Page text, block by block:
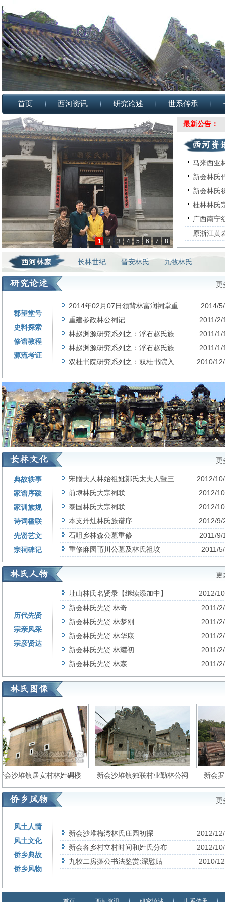
首页 西河资讯 研究论述 世系传承
1 2 3 4 5 6 7 8
最新公告：
马来西亚
新会林氏
新会林氏
桂林林氏
广西南宁
原浙江黄
长林世纪 晋安林氏 九牧林氏
更
郡望堂号
史料探索
修谱教程
源流考证
2014年02月07日领背林富润祠堂重...
2014/
重建参政林公祠记
2011/2/
林赵渊源研究系列之：浮石赵氏族...
2011/1/
林赵渊源研究系列之：浮石赵氏族...
2011/1/
双桂书院研究系列之：双桂书院入...
2010/
更
典故轶事
家谱序跋
家训族规
诗词楹联
先贤艺文
宗祠碑记
宋贈夫人林始祖妣鄭氏太夫人暨三...
2012/
前埭林氏大宗祠联
2012/
泰国林氏大宗祠联
2012/
本支丹灶林氏族谱序
2012/9/
石咀乡林森公墓重修
2011/9/
重修麻园莆川公墓及林氏祖坟
2011/
更
历代先贤
宗亲风采
宗彦贤达
址山林氏名贤录【继续添加中】
2012/
新会林氏先贤.林奇
2011/
新会林氏先贤.林梦刚
2011/
新会林氏先贤.林华康
2011/
新会林氏先贤.林耀初
2011/
新会林氏先贤.林森
2011/
沙堆镇居安村林姓碉楼 新会沙堆镇独联村业勤林公祠 新会罗
更
风土人情
风土文化
侨乡典故
侨乡风物
新会沙堆梅湾林氏庄园初探
2012/
新会各乡村立村时间和姓氏分布
2012/
九牧二房藻公书法鉴赏:深慰贴
2010/